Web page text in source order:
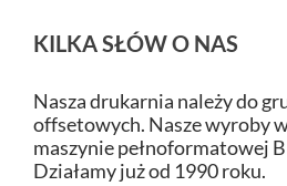
KILKA SŁÓW O NAS
Nasza drukarnia należy do
offsetowych. Nasze wyroby
maszynie pełnoformatowej
Działamy już od 1990 roku.